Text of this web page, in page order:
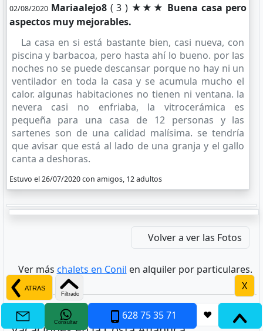
02/08/2020 Mariaalejo8 ( 3 ) ★★★ Buena casa pero
aspectos muy mejorables.
La casa en si está bastante bien, casi nueva, con
piscina y barbacoa, pero hasta ahí lo bueno. por las
noches no se puede descansar porque no hay ni un
ventilador en toda la casa y se acumula mucho el
calor. algunas habitaciones no tienen ni ventana. la
nevera casi no enfriaba, la vitrocerámica es
pequeña para una casa de 12 personas y las
sartenes son de una calidad malísima. se tendría
que avisar que está al lado de una granja y el gallo
canta a deshoras.
Estuvo el 26/07/2020 con amigos, 12 adultos
Volver a ver las Fotos
Ver más chalets en Conil en alquiler por particulares.
Descubre la Estancia Ideal para Tus
X
Consultar
628 75 35 71 ❤